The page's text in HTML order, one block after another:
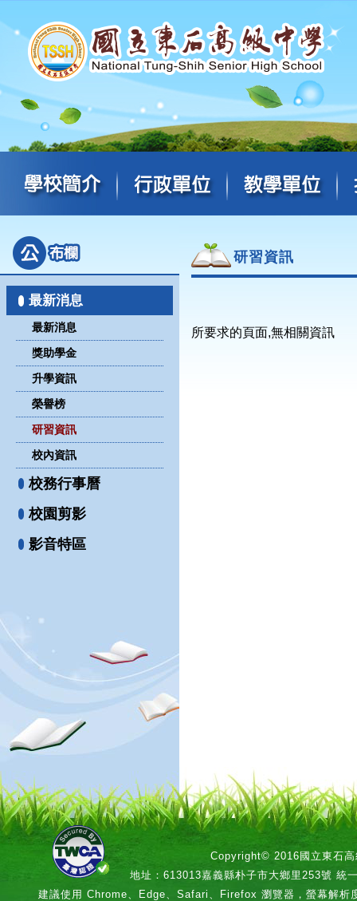
最新消息
最新消息
獎助學金
升學資訊
榮譽榜
研習資訊
校內資訊
校務行事曆
校園剪影
影音特區
研習資訊
所要求的頁面,無相關資訊
Copyright© 2016國立東石高
地址：613013嘉義縣朴子市大鄉里253號 統
建議使用 Chrome、Edge、Safari、Firefox 瀏覽器，螢幕解